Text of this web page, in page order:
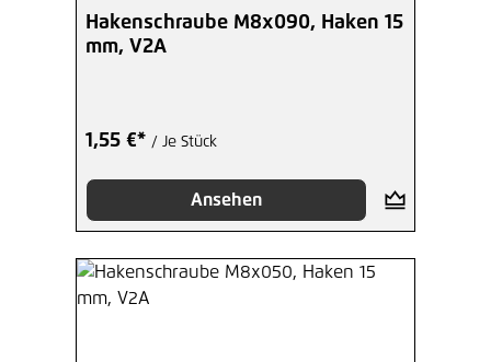
Durchschnittliche Bewertung von 5 von 5
Hakenschraube M8x090, Haken 15
mm, V2A
1,55 €* / Je Stück
Ansehen